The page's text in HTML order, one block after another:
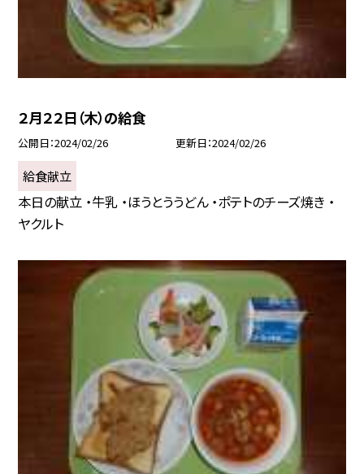
２月２２日（木）の給食
公開日 2024/02/26 更新日 2024/02/26
給食献立
本日の献立 ・牛乳 ・ほうとううどん ・ポテトのチーズ焼き ・
ヤクルト